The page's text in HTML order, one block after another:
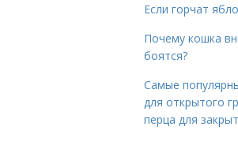
Если горчат
Почему кошка
боятся?
Самые
для открытого
перца для